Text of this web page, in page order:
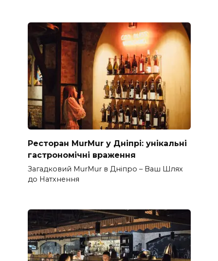
Ресторан MurMur у Дніпрі: унікальні
гастрономічні враження
Загадковий MurMur в Дніпро – Ваш Шлях
до Натхнення